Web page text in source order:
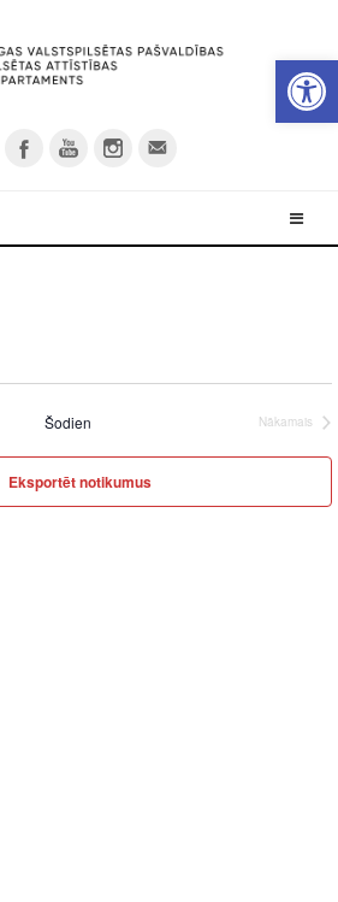
Šodien Nākamais
Eksportēt notikumus